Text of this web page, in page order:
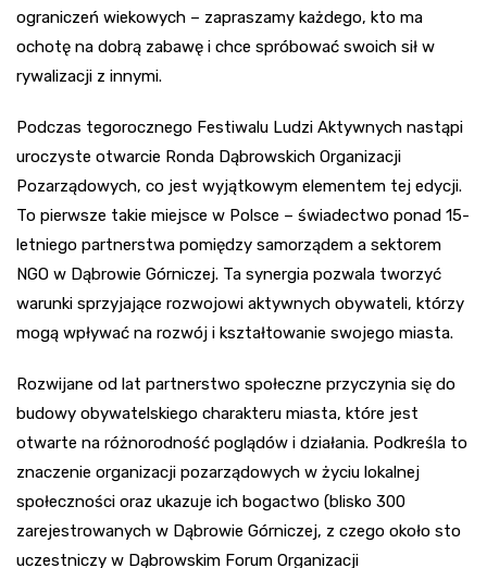
ograniczeń wiekowych – zapraszamy każdego, kto ma
ochotę na dobrą zabawę i chce spróbować swoich sił w
rywalizacji z innymi.
Podczas tegorocznego Festiwalu Ludzi Aktywnych nastąpi
uroczyste otwarcie Ronda Dąbrowskich Organizacji
Pozarządowych, co jest wyjątkowym elementem tej edycji.
To pierwsze takie miejsce w Polsce – świadectwo ponad 15-
letniego partnerstwa pomiędzy samorządem a sektorem
NGO w Dąbrowie Górniczej. Ta synergia pozwala tworzyć
warunki sprzyjające rozwojowi aktywnych obywateli, którzy
mogą wpływać na rozwój i kształtowanie swojego miasta.
Rozwijane od lat partnerstwo społeczne przyczynia się do
budowy obywatelskiego charakteru miasta, które jest
otwarte na różnorodność poglądów i działania. Podkreśla to
znaczenie organizacji pozarządowych w życiu lokalnej
społeczności oraz ukazuje ich bogactwo (blisko 300
zarejestrowanych w Dąbrowie Górniczej, z czego około sto
uczestniczy w Dąbrowskim Forum Organizacji